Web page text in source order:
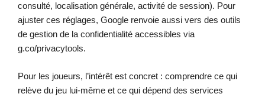
consulté, localisation générale, activité de session). Pour
ajuster ces réglages, Google renvoie aussi vers des outils
de gestion de la confidentialité accessibles via
g.co/privacytools.
Pour les joueurs, l’intérêt est concret : comprendre ce qui
relève du jeu lui-même et ce qui dépend des services